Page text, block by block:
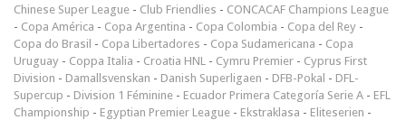
Chinese Super League - Club Friendlies - CONCACAF Champions League
- Copa América - Copa Argentina - Copa Colombia - Copa del Rey -
Copa do Brasil - Copa Libertadores - Copa Sudamericana - Copa
Uruguay - Coppa Italia - Croatia HNL - Cymru Premier - Cyprus First
Division - Damallsvenskan - Danish Superligaen - DFB-Pokal - DFL-
Supercup - Division 1 Féminine - Ecuador Primera Categoría Serie A - EFL
Championship - Egyptian Premier League - Ekstraklasa - Eliteserien -